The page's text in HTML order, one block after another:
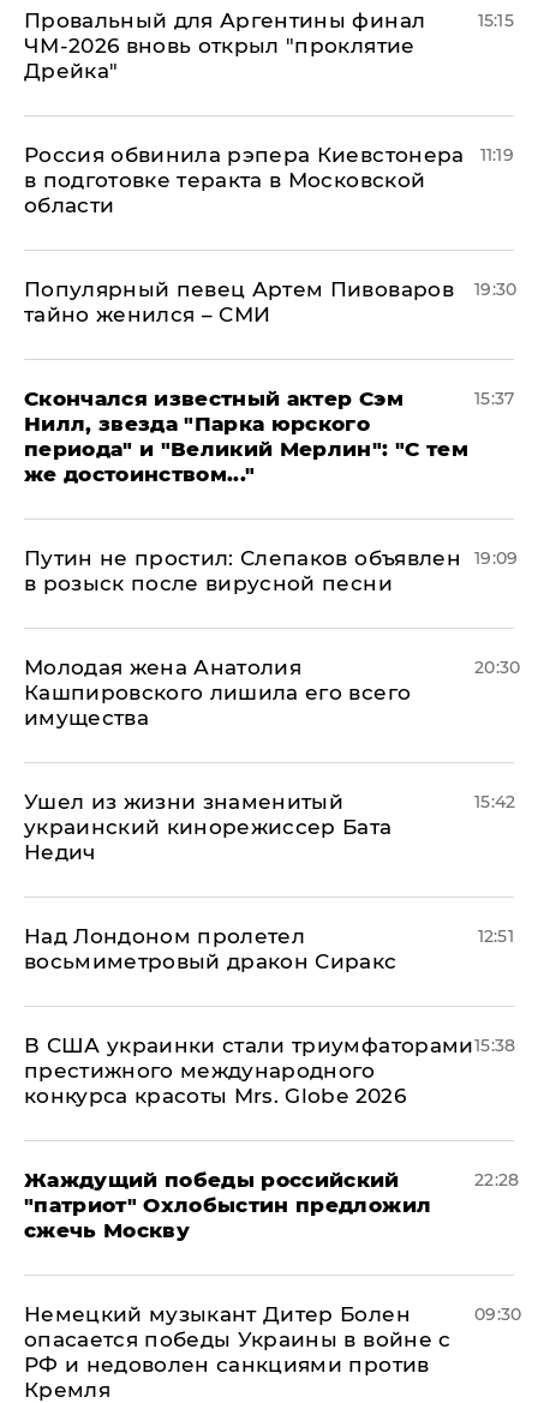
Провальный для Аргентины финал
ЧМ-2026 вновь открыл "проклятие
Дрейка"
15:15
Россия обвинила рэпера Киевстонера
в подготовке теракта в Московской
области
11:19
Популярный певец Артем Пивоваров
тайно женился – СМИ
19:30
Скончался известный актер Сэм
Нилл, звезда "Парка юрского
периода" и "Великий Мерлин": "С тем
же достоинством..."
15:37
Путин не простил: Слепаков объявлен
в розыск после вирусной песни
19:09
Молодая жена Анатолия
Кашпировского лишила его всего
имущества
20:30
Ушел из жизни знаменитый
украинский кинорежиссер Бата
Недич
15:42
Над Лондоном пролетел
восьмиметровый дракон Сиракс
12:51
В США украинки стали триумфаторами
престижного международного
конкурса красоты Mrs. Globe 2026
15:38
Жаждущий победы российский
"патриот" Охлобыстин предложил
сжечь Москву
22:28
Немецкий музыкант Дитер Болен
опасается победы Украины в войне с
РФ и недоволен санкциями против
Кремля
09:30